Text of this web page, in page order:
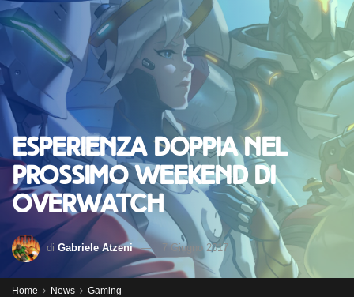
Esperienza doppia nel
prossimo weekend di
Overwatch
di Gabriele Atzeni 7 Giugno 2017
Home News Gaming